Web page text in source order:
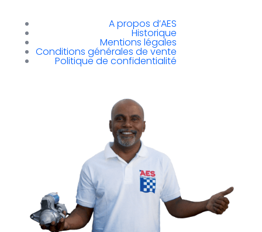
A propos d’AES
Historique
Mentions légales
Conditions générales de vente
Politique de confidentialité